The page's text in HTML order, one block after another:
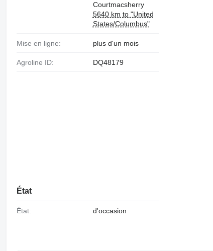
Courtmacsherry
5640 km to "United
States/Columbus"
Mise en ligne: plus d'un mois
Agroline ID: DQ48179
État
État: d'occasion